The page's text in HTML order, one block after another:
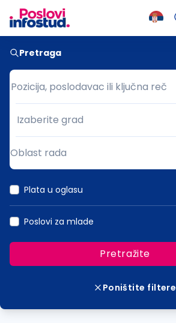
Pretraga
Pozicija, poslodavac ili ključna reč
Pozicija, poslodavac ili ključna reč
Grad
Izaberite grad
Oblast rada
Plata u oglasu
Poslovi za mlade
Pretražite
Poništite filtere